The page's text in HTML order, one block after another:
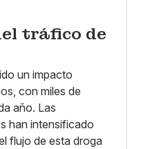
tráfico de
un impacto
con miles de
año. Las
han intensificado
flujo de esta droga